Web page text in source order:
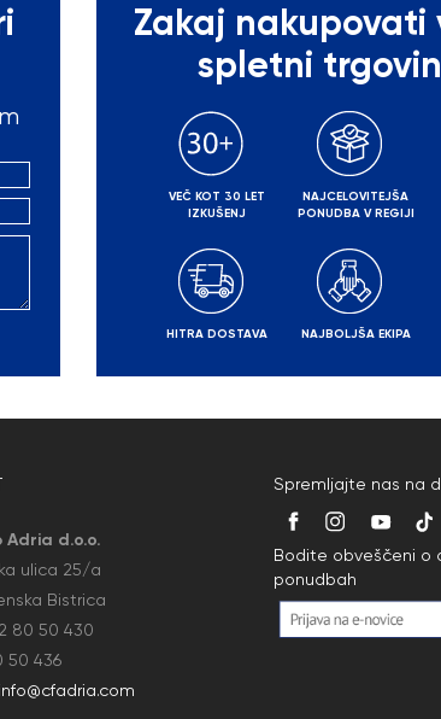
Zakaj nakupovati
spletni
VEČ KOT 30 LET
IZKUŠENJ
NAJCELOVITEJŠA
PONUDBA V REGIJI
HITRA DOSTAVA NAJBOLJŠA EKIPA
Adria d.o.o.
ulica 25/a
Bistrica
80 50 430
50 436
info@cfadria.com
Spremljajte nas na
Bodite obveščeni o
ponudbah